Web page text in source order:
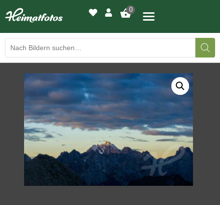
0
BILDERGALERIE
DRUCKQUALITÄTEN
LED-LEUCHTBILDER
WIR DRUCKEN IHR BILD
AUSSTELLUNGEN